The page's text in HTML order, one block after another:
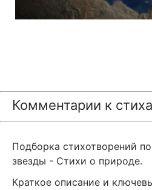
Комментарии к
Подборка стихотворений
звезды - Стихи о природе.
Краткое описание и